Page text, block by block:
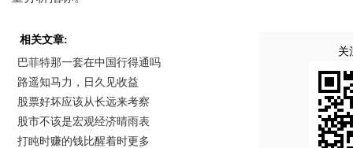
相关文章:
巴菲特那一套在中国行得通吗
路遥知马力，日久见收益
股票好坏应该从长远来考察
股市不该是宏观经济晴雨表
打盹时赚的钱比醒着时更多
关